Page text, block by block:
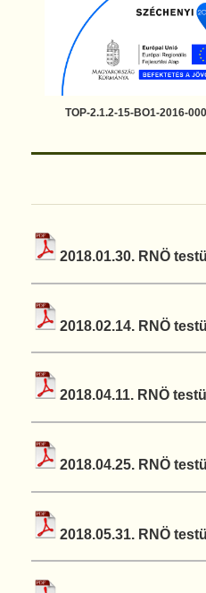
TOP-2.1.2-15-BO1-2016-
2018.01.30. RNÖ
2018.02.14. RNÖ
2018.04.11. RNÖ
2018.04.25. RNÖ
2018.05.31. RNÖ